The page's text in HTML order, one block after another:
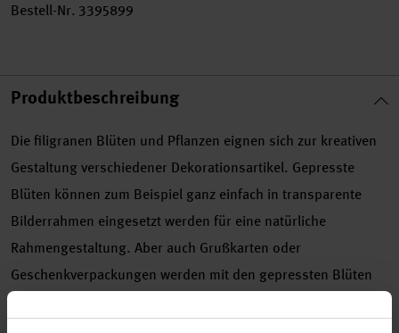
Bestell-Nr. 3395899
Produktbeschreibung
Die filigranen Blüten und Pflanzen eignen sich zur kreativen
Gestaltung verschiedener Dekorationsartikel. Gepresste
Blüten können zum Beispiel ganz einfach in transparente
Bilderrahmen eingesetzt werden für eine natürliche
Rahmengestaltung. Aber auch Grußkarten oder
Geschenkverpackungen werden mit den gepressten Blüten